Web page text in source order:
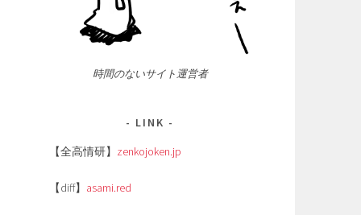
時間のないサイト運営者
LINK
【全高情研】 zenkojoken.jp
【diff】 asami.red